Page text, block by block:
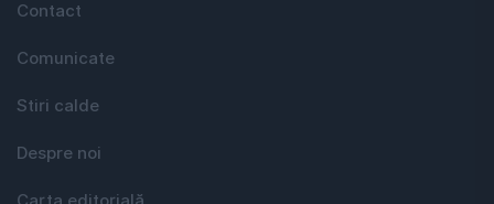
Contact
Comunicate
Stiri calde
Despre noi